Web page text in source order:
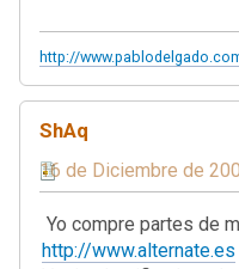
http://
ShAq
16 de Diciembre de
Yo compre partes de
http://www.alternate.es